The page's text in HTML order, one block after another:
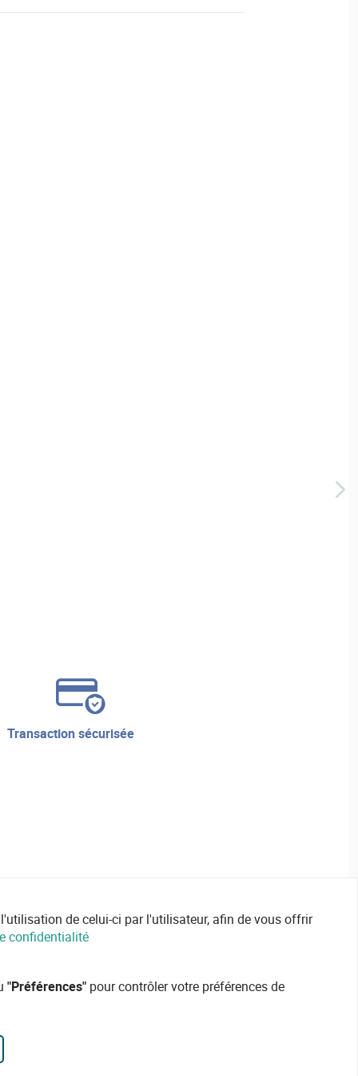
transaction sécurisée
de celui-ci par l'utilisateur, afin de vous offrir
confidentialité
"Préférences" pour contrôler votre préférences de